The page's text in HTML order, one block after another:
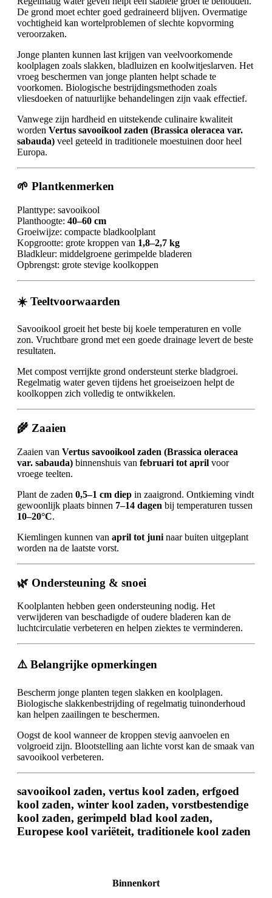
De grond moet echter goed gedraineerd blijven. Overmatige
vochtigheid kan wortelproblemen of slechte kopvorming
veroorzaken.
Jonge planten kunnen last krijgen van veelvoorkomende
koolplagen zoals slakken, bladluizen en koolwitjeslarven. Het
vroeg beschermen van jonge planten helpt schade te
voorkomen. Biologische bestrijdingsmethoden zoals
vliesdoeken of natuurlijke behandelingen zijn vaak effectief.
Vanwege zijn hardheid en uitstekende culinaire kwaliteit
worden Vertus savooikool zaden (Brassica oleracea var.
sabauda) veel geteeld in traditionele moestuinen door heel
Europa.
🌱 Plantkenmerken
Planttype: savooikool
Planthoogte: 40–60 cm
Groeiwijze: compacte bladkoolplant
Kopgrootte: grote kroppen van 1,8–2,7 kg
Bladkleur: middelgroene gerimpelde bladeren
Opbrengst: grote stevige koolkoppen
☀️ Teeltvoorwaarden
Savooikool groeit het beste bij koele temperaturen en volle
zon. Vruchtbare grond met een goede drainage levert de beste
resultaten.
Met compost verrijkte grond ondersteunt sterke bladgroei.
Regelmatig water geven tijdens het groeiseizoen helpt de
koolkoppen zich volledig te ontwikkelen.
🌾 Zaaien
Zaaien van Vertus savooikool zaden (Brassica oleracea
var. sabauda) binnenshuis van februari tot april voor
vroege teelten.
Plant de zaden 0,5–1 cm diep in zaaigrond. Ontkieming vindt
gewoonlijk plaats binnen 7–14 dagen bij temperaturen tussen
10–20°C.
Kiemlingen kunnen van april tot juni naar buiten uitgeplant
worden na de laatste vorst.
🌿 Ondersteuning & snoei
Koolplanten hebben geen ondersteuning nodig. Het
verwijderen van beschadigde of oudere bladeren kan de
luchtcirculatie verbeteren en helpen ziektes te verminderen.
⚠️ Belangrijke opmerkingen
Bescherm jonge planten tegen slakken en koolplagen.
Biologische slakkenbestrijding of regelmatig tuinonderhoud
kan helpen zaailingen te beschermen.
Oogst de kool wanneer de kroppen stevig aanvoelen en
volgroeid zijn. Blootstelling aan lichte vorst kan de smaak van
savooikool verbeteren.
savooikool zaden, vertus kool zaden, erfgoed
kool zaden, winter kool zaden, vorstbestendige
kool zaden, gerimpeld blad kool zaden,
Europese kool variëteit, traditionele kool zaden
Binnenkort